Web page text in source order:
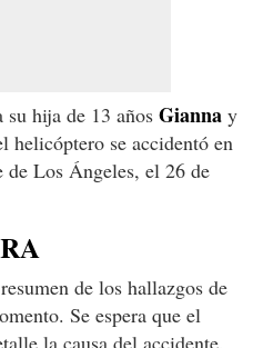
hija de 13 años Gianna y
helicóptero se accidentó en
de Los Ángeles, el 26 de
de los hallazgos de
Se espera que el
la causa del accidente,